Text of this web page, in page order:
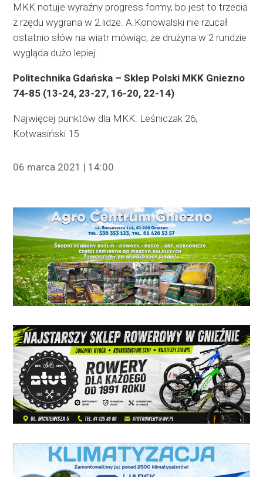
MKK notuje wyraźny progress formy, bo jest to trzecia
z rzędu wygrana w 2.lidze. A.Konowalski nie rzucał
ostatnio słów na wiatr mówiąc, że drużyna w 2 rundzie
wygląda dużo lepiej.
Politechnika Gdańska – Sklep Polski MKK Gniezno
74-85 (13-24, 23-27, 16-20, 22-14)
Najwięcej punktów dla MKK: Leśniczak 26,
Kotwasiński 15
06 marca 2021 | 14:00